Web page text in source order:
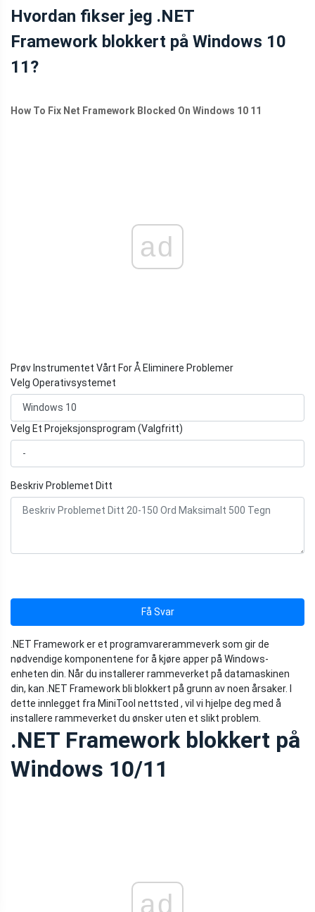
Hvordan fikser jeg .NET
Framework blokkert på Windows 10
11?
How To Fix Net Framework Blocked On Windows 10 11
ad
Prøv Instrumentet Vårt For Å Eliminere Problemer
Velg Operativsystemet
Velg Et Projeksjonsprogram (Valgfritt)
Beskriv Problemet Ditt
Få Svar
.NET Framework er et programvarerammeverk som gir de
nødvendige komponentene for å kjøre apper på Windows-
enheten din. Når du installerer rammeverket på datamaskinen
din, kan .NET Framework bli blokkert på grunn av noen årsaker. I
dette innlegget fra MiniTool nettsted , vil vi hjelpe deg med å
installere rammeverket du ønsker uten et slikt problem.
.NET Framework blokkert på
Windows 10/11
ad